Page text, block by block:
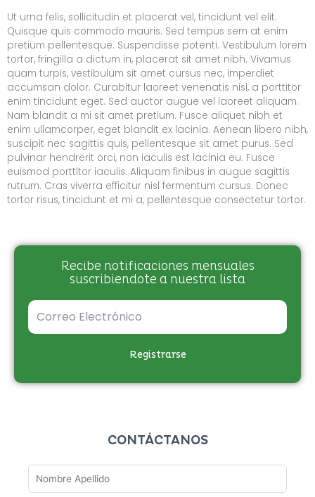
Ut urna felis, sollicitudin et placerat vel, tincidunt vel elit.
Quisque quis commodo mauris. Sed tempus sem at enim
pretium pellentesque. Suspendisse potenti. Vestibulum lorem
tortor, fringilla a dictum in, placerat sit amet nibh. Vivamus
quam turpis, vestibulum sit amet cursus nec, imperdiet
accumsan dolor. Curabitur laoreet venenatis nisl, a porttitor
enim tincidunt eget. Sed auctor augue vel laoreet aliquam.
Nam blandit a mi sit amet pretium. Fusce aliquet nibh et
enim ullamcorper, eget blandit ex lacinia. Aenean libero nibh,
suscipit nec sagittis quis, pellentesque sit amet purus. Sed
pulvinar hendrerit orci, non iaculis est lacinia eu. Fusce
euismod porttitor iaculis. Aliquam finibus in augue sagittis
rutrum. Cras viverra efficitur nisl fermentum cursus. Donec
tortor risus, tincidunt et mi a, pellentesque consectetur tortor.
Recibe notificaciones mensuales
suscribiendote a nuestra lista
Registrarse
CONTÁCTANOS